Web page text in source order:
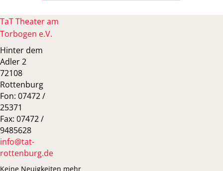
TaT Theater am
Torbogen e.V.
Hinter dem
Adler 2
72108
Rottenburg
Fon: 07472 /
25371
Fax: 07472 /
9485628
info@tat-
rottenburg.de
Keine Neuigkeiten mehr